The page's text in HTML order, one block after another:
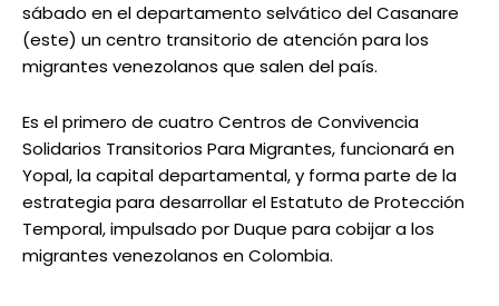
sábado en el departamento selvático del Casanare
(este) un centro transitorio de atención para los
migrantes venezolanos que salen del país.
Es el primero de cuatro Centros de Convivencia
Solidarios Transitorios Para Migrantes, funcionará en
Yopal, la capital departamental, y forma parte de la
estrategia para desarrollar el Estatuto de Protección
Temporal, impulsado por Duque para cobijar a los
migrantes venezolanos en Colombia.